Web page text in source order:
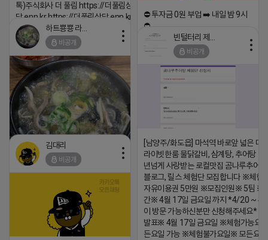
톡)주식회사 더 풀림 https://더풀림상
담.enn.kr https://더풀림상담.enn.kr
2026-04-18 17:26
⛔️ 투자금 0원 부업 ➡️ 내일 밤 9시
⛔️
2026-04-18 17:23
하트뿅뿅 라이언
비공개
https://m.blog.naver.com/wlgus1647/224253846149
2026-04-18 17:23
비공개
[남양주/화도읍] 마석역 바로앞 넓은 매
라이빗한룸 물닭갈비, 삼계탕, 추어탕 맛
년넘게 사랑받는 로컬맛집 곰나루추어
블로그, 릴스 체험단 모집합니다 ※체험
자유이용권 5만원 ※모집인원※ 5팀 ※
간※ 4월 17일 금요일 까지 *4/20 ~ 4/
이 방문 가능하신분만 신청해주세요* ※
발표※ 4월 17일 금요일 ※체험가능요
든요일 가능 ※체험불가요일※ 모든요
김대리
비공개